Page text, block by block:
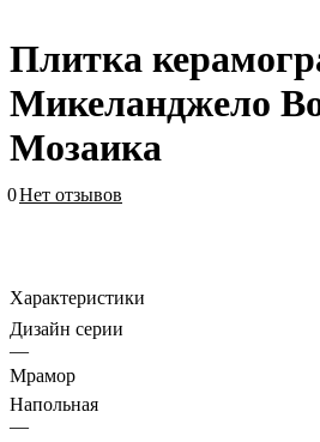
Плитка
Микеланджело
Мозаика
0Нет отзывов
Характеристики
Дизайн серии
—
Мрамор
Напольная
—